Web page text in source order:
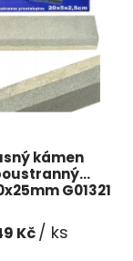
účet Kontakt
kámen
G01321
Kč/ ks